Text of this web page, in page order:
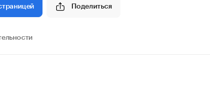
Поделиться